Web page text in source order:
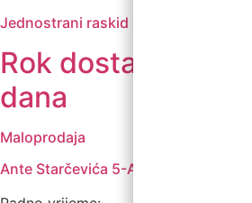
Jednostrani raskid ugovora
Rok dostave 3 do
dana
Maloprodaja
Ante Starčevića 5-A, Koprivnica